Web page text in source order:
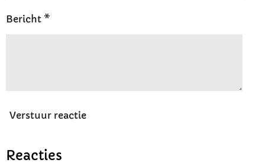
Bericht *
Verstuur reactie
Reacties